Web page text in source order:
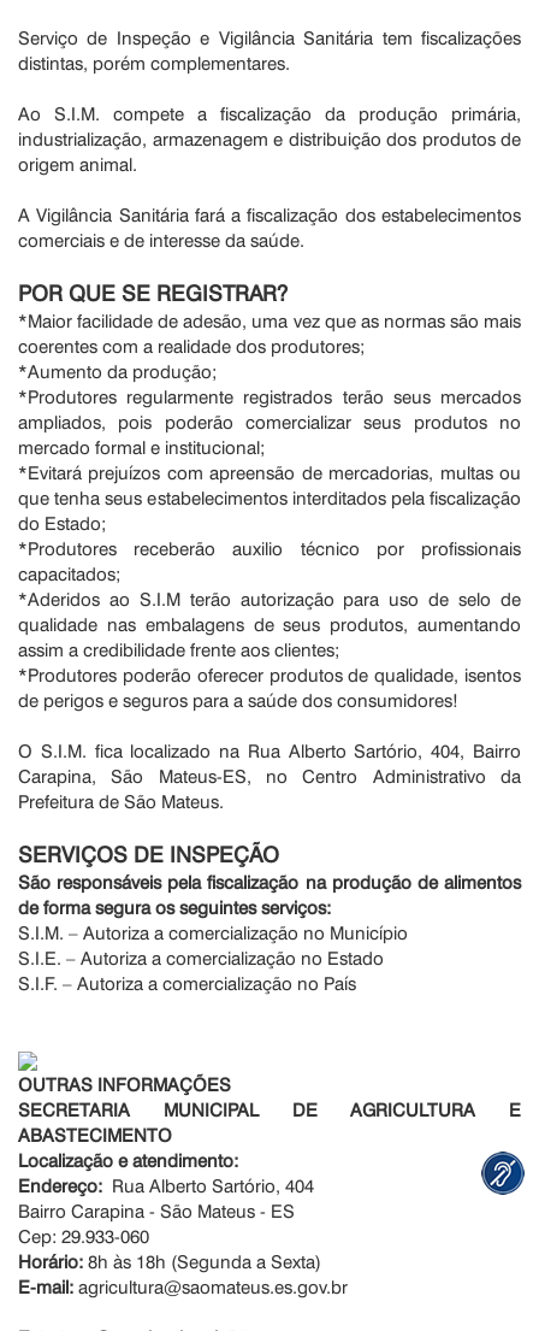
Serviço de Inspeção e Vigilância Sanitária tem fiscalizações
distintas, porém complementares.
Ao S.I.M. compete a fiscalização da produção primária,
industrialização, armazenagem e distribuição dos produtos de
origem animal.
A Vigilância Sanitária fará a fiscalização dos estabelecimentos
comerciais e de interesse da saúde.
POR QUE SE REGISTRAR?
*Maior facilidade de adesão, uma vez que as normas são mais
coerentes com a realidade dos produtores;
*Aumento da produção;
*Produtores regularmente registrados terão seus mercados
ampliados, pois poderão comercializar seus produtos no
mercado formal e institucional;
*Evitará prejuízos com apreensão de mercadorias, multas ou
que tenha seus estabelecimentos interditados pela fiscalização
do Estado;
*Produtores receberão auxilio técnico por profissionais
capacitados;
*Aderidos ao S.I.M terão autorização para uso de selo de
qualidade nas embalagens de seus produtos, aumentando
assim a credibilidade frente aos clientes;
*Produtores poderão oferecer produtos de qualidade, isentos
de perigos e seguros para a saúde dos consumidores!
O S.I.M. fica localizado na Rua Alberto Sartório, 404, Bairro
Carapina, São Mateus-ES, no Centro Administrativo da
Prefeitura de São Mateus.
SERVIÇOS DE INSPEÇÃO
São responsáveis pela fiscalização na produção de alimentos
de forma segura os seguintes serviços:
S.I.M. – Autoriza a comercialização no Município
S.I.E. – Autoriza a comercialização no Estado
S.I.F. – Autoriza a comercialização no País
OUTRAS INFORMAÇÕES
SECRETARIA MUNICIPAL DE AGRICULTURA E
ABASTECIMENTO
Localização e atendimento:
Endereço: Rua Alberto Sartório, 404
Bairro Carapina - São Mateus - ES
Cep: 29.933-060
Horário: 8h às 18h (Segunda a Sexta)
E-mail: agricultura@saomateus.es.gov.br